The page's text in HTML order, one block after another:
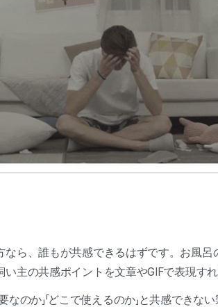
ら、誰もが共感できるはずです。お風呂
い主の共感ポイントを文章やGIFで表現す
なのか」「どこで使えるのか」と共感でき